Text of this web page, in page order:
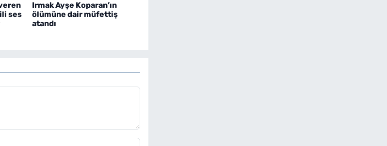
ses
Irmak Ayşe Koparan’ın
ölümüne dair müfettiş
atandı